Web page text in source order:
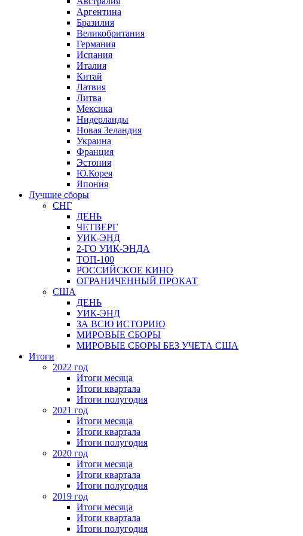
Аргентина
Бразилия
Великобритания
Германия
Испания
Италия
Китай
Латвия
Литва
Мексика
Нидерланды
Новая Зеландия
Украина
Франция
Эстония
Ю.Корея
Япония
Лучшие сборы
СНГ
ДЕНЬ
ЧЕТВЕРГ
УИК-ЭНД
2-ГО УИК-ЭНДА
ТОП-100
РОССИЙСКОЕ КИНО
ОГРАНИЧЕННЫЙ ПРОКАТ
США
ДЕНЬ
УИК-ЭНД
ЗА ВСЮ ИСТОРИЮ
МИРОВЫЕ СБОРЫ
МИРОВЫЕ СБОРЫ БЕЗ УЧЕТА США
Итоги
2022 год
Итоги месяца
Итоги квартала
Итоги полугодия
2021 год
Итоги месяца
Итоги квартала
Итоги полугодия
2020 год
Итоги месяца
Итоги квартала
Итоги полугодия
2019 год
Итоги месяца
Итоги квартала
Итоги полугодия